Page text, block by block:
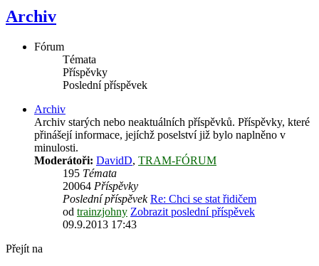
Archiv
Fórum
Témata
Příspěvky
Poslední příspěvek
Archiv
Archiv starých nebo neaktuálních příspěvků. Příspěvky, které
přinášejí informace, jejíchž poselství již bylo naplněno v
minulosti.
Moderátoři: DavidD, TRAM-FÓRUM
195 Témata
20064 Příspěvky
Poslední příspěvek Re: Chci se stat řidičem
od trainzjohny Zobrazit poslední příspěvek
09.9.2013 17:43
Přejít na